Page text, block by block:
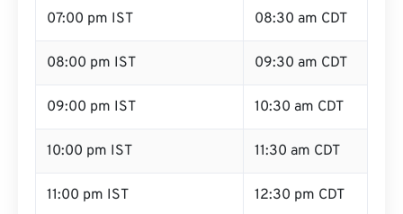
07:00 pm IST 08:30 am CDT
08:00 pm IST 09:30 am CDT
09:00 pm IST 10:30 am CDT
10:00 pm IST 11:30 am CDT
11:00 pm IST 12:30 pm CDT